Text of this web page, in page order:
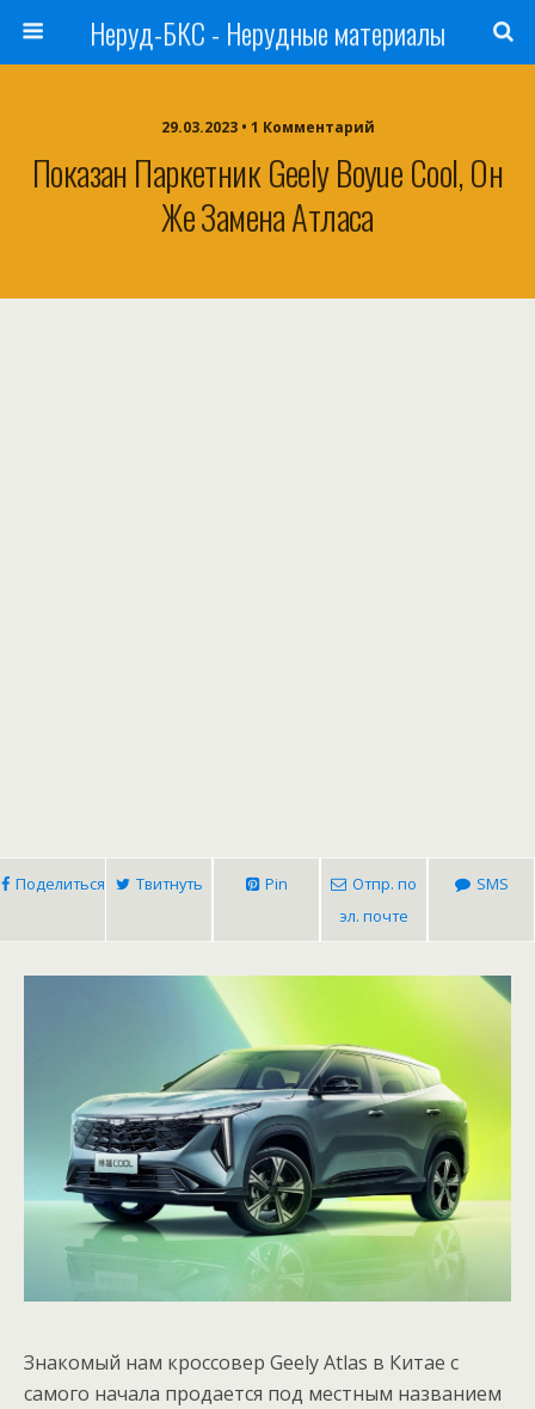
Неруд-БКС - Нерудные материалы
29.03.2023 • 1 Комментарий
Показан Паркетник Geely Boyue Cool, Он
Же Замена Атласа
Поделиться Твитнуть Pin
Отпр. по
эл. почте
SMS
Знакомый нам кроссовер Geely Atlas в Китае с
самого начала продается под местным названием